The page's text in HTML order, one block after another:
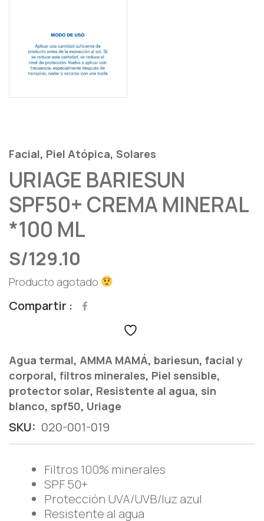
Facial, Piel Atópica, Solares
URIAGE BARIESUN
SPF50+ CREMA MINERAL
*100 ML
S/129.10
Producto agotado
Compartir
Agua termal, AMMA MAMÁ, bariesun, facial y
corporal, filtros minerales, Piel sensible,
protector solar, Resistente al agua, sin
blanco, spf50, Uriage
SKU: 020-001-019
Filtros 100% minerales
SPF 50+
Protección UVA/UVB/luz azul
Resistente al agua